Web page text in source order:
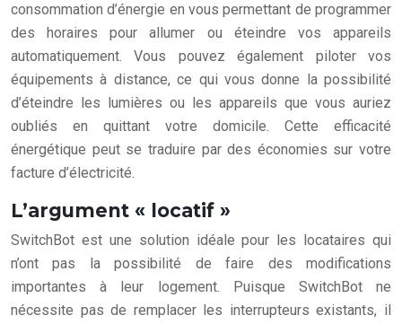
consommation d’énergie en vous permettant de programmer
des horaires pour allumer ou éteindre vos appareils
automatiquement. Vous pouvez également piloter vos
équipements à distance, ce qui vous donne la possibilité
d’éteindre les lumières ou les appareils que vous auriez
oubliés en quittant votre domicile. Cette efficacité
énergétique peut se traduire par des économies sur votre
facture d’électricité.
L’argument « locatif »
SwitchBot est une solution idéale pour les locataires qui
n’ont pas la possibilité de faire des modifications
importantes à leur logement. Puisque SwitchBot ne
nécessite pas de remplacer les interrupteurs existants, il